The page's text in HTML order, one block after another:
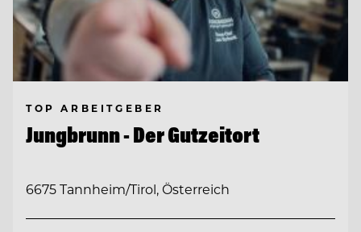
TOP ARBEITGEBER
Jungbrunn - Der Gutzeitort
6675 Tannheim/Tirol, Österreich